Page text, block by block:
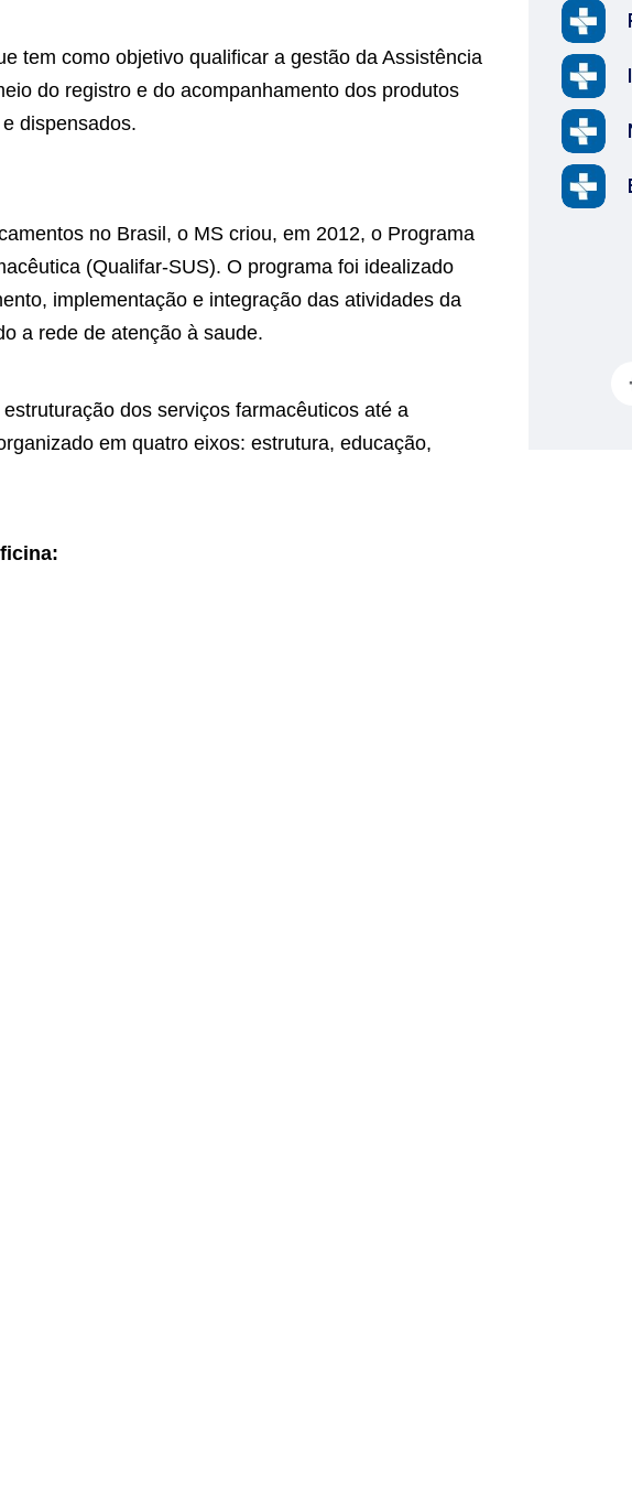
tem como objetivo qualificar a gestão da Assistência
do registro e do acompanhamento dos produtos
dispensados.
no Brasil, o MS criou, em 2012, o Programa
(Qualifar-SUS). O programa foi idealizado
implementação e integração das atividades da
a rede de atenção à saude.
dos serviços farmacêuticos até a
em quatro eixos: estrutura, educação,